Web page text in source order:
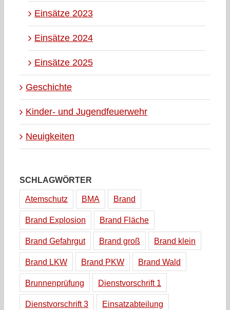
Einsätze 2023
Einsätze 2024
Einsätze 2025
Geschichte
Kinder- und Jugendfeuerwehr
Neuigkeiten
SCHLAGWÖRTER
Atemschutz BMA Brand
Brand Explosion Brand Fläche
Brand Gefahrgut Brand groß Brand klein
Brand LKW Brand PKW Brand Wald
Brunnenprüfung Dienstvorschrift 1
Dienstvorschrift 3 Einsatzabteilung